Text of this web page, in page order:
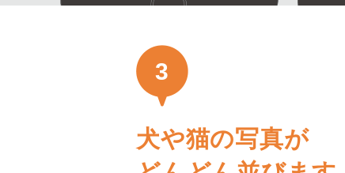
3
犬や猫の写真が